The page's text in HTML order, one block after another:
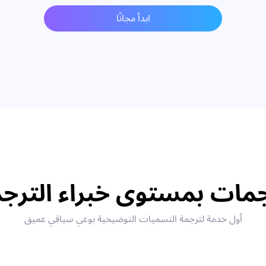
ابدأ مجانًا
بمستوى خبراء
أول خدمة لترجمة التسميات التوضيحية بوعي سياقي عميق